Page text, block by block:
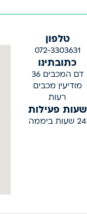
טלפון
072-3303631
כתובתינו
דם המכבים 36
מודיעין מכבים
רעות
שעות פעילות
24 שעות ביממה